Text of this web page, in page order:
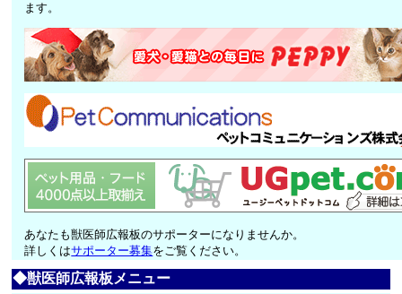
ます。
あなたも獣医師広報板のサポーターになりませんか。
詳しくはサポーター募集をご覧ください。
◆獣医師広報板メニュー